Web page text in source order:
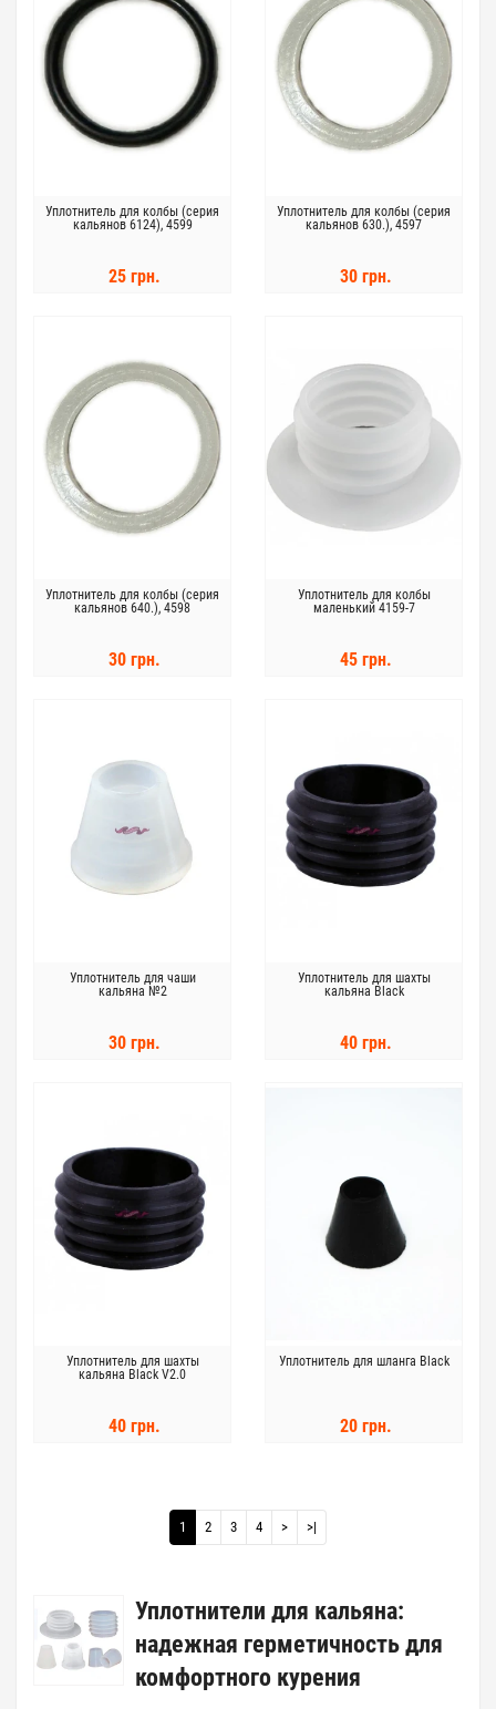
Уплотнитель для колбы (серия
кальянов 6124), 4599
25 грн.
Уплотнитель для колбы (серия
кальянов 630.), 4597
30 грн.
Уплотнитель для колбы (серия
кальянов 640.), 4598
30 грн.
Уплотнитель для колбы
маленький 4159-7
45 грн.
Уплотнитель для чаши
кальяна №2
30 грн.
Уплотнитель для шахты
кальяна Black
40 грн.
Уплотнитель для шахты
кальяна Black V2.0
40 грн.
Уплотнитель для шланга Black
20 грн.
1 2 3 4 > >|
Уплотнители для кальяна:
надежная герметичность для
комфортного курения